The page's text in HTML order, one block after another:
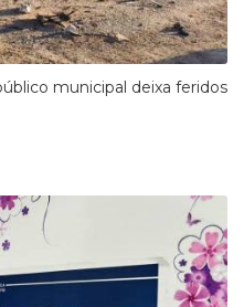
municipal deixa feridos